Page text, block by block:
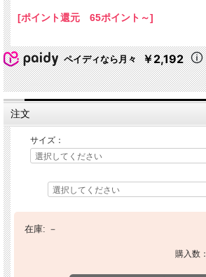
[ポイント還元 65ポイント～]
ペイディなら月々 ￥2,192
注文
サイズ：
在庫: －
購入数：